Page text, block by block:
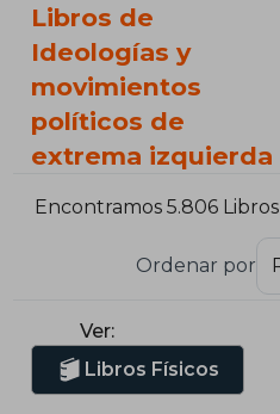
Libros de
Ideologías y
movimientos
políticos de
extrema izquierda
Encontramos 5.806 Libros
Ordenar por
Ver:
Libros Físicos